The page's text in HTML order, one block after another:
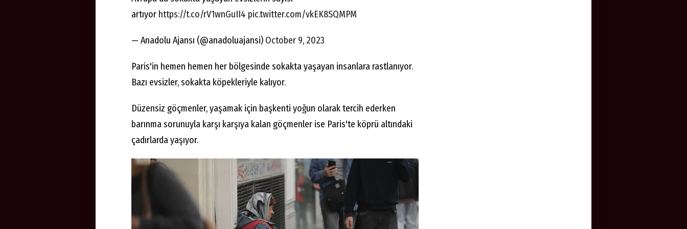
artıyor https://t.co/rV1wnGuII4 pic.twitter.com/vkEK8SQMPM
— Anadolu Ajansı (@anadoluajansi) October 9, 2023
Paris'in hemen hemen her bölgesinde sokakta yaşayan insanlara rastlanıyor.
Bazı evsizler, sokakta köpekleriyle kalıyor.
Düzensiz göçmenler, yaşamak için başkenti yoğun olarak tercih ederken
barınma sorunuyla karşı karşıya kalan göçmenler ise Paris'te köprü altındaki
çadırlarda yaşıyor.